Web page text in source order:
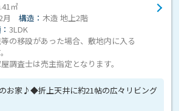
㎡
月 構造：木造 地上2階
3LDK
の移設があった場合、敷地内に入る
調査士は売主指定となります。
お家♪◆折上天井に約21帖の広々リビング